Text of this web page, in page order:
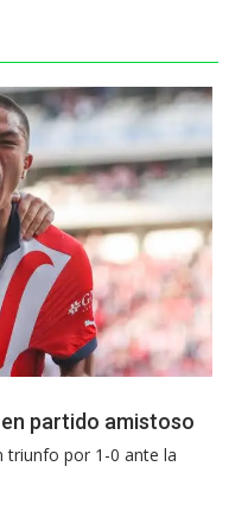
partido amistoso
triunfo por 1-0 ante la